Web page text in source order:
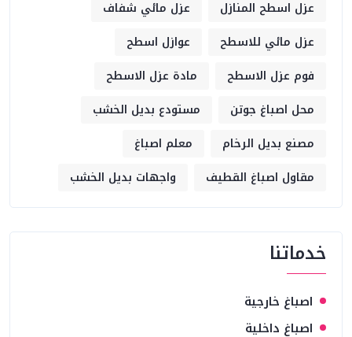
عزل اسطح المنازل
عزل مائي شفاف
عزل مائي للاسطح
عوازل اسطح
فوم عزل الاسطح
مادة عزل الاسطح
محل اصباغ جوتن
مستودع بديل الخشب
مصنع بديل الرخام
معلم اصباغ
مقاول اصباغ القطيف
واجهات بديل الخشب
خدماتنا
اصباغ خارجية
اصباغ داخلية